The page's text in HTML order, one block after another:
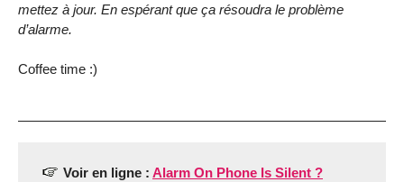
mettez à jour. En espérant que ça résoudra le problème
d’alarme.
Coffee time :)
Voir en ligne : Alarm On Phone Is Silent ?